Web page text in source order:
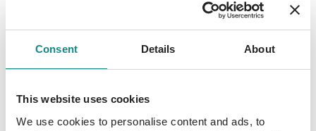
Consent Details About
This website uses cookies
We use cookies to personalise content and ads, to
verru¨ckte Autos. „Feu-Wa-Mobil“ ist ein
Flipp-Flapp-Buch, das Spielen und Lernen
verbindet. Bunt und liebevoll illustriert zeigt
es zwölf Fahrzeuge, die tatsächlich alle
dreigeteilten Seiten lassen sich daraus
unzählige lustige Fantasie-Mobile kreieren.